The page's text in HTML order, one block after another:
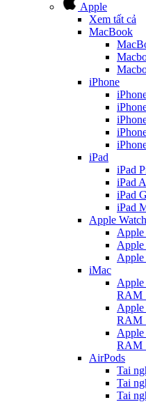
Apple
Xem tất cả
MacBook
iPhone
iPad
iPad
iPad
iPad
iPad
Apple Watch
Apple
Apple
Apple
iMac
Apple
RAM
Apple
RAM
Apple
RAM
AirPods
Tai
Tai
Tai